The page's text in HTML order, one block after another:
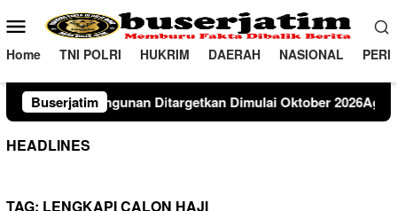
ke
konten
Menu
Mobile
Home TNI POLRI HUKRIM DAERAH NASIONAL
BuserjatimDimulai Oktober 2026Agustus 7, 2026
HEADLINES
TAG: LENGKAPI CALON HAJI